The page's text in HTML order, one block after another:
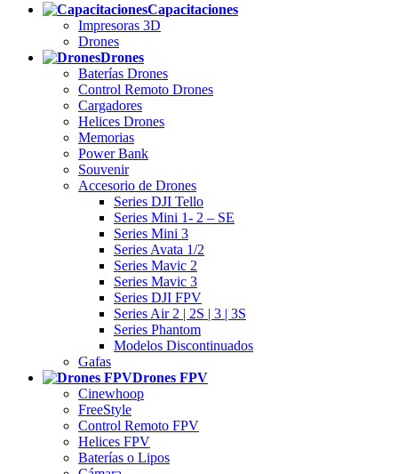
Capacitaciones
Impresoras 3D
Drones
Drones
Baterías Drones
Control Remoto Drones
Cargadores
Helices Drones
Memorias
Power Bank
Souvenir
Accesorio de Drones
Series DJI Tello
Series Mini 1- 2 – SE
Series Mini 3
Series Avata 1/2
Series Mavic 2
Series Mavic 3
Series DJI FPV
Series Air 2 | 2S | 3 | 3S
Series Phantom
Modelos Discontinuados
Gafas
Drones FPV
Cinewhoop
FreeStyle
Control Remoto FPV
Helices FPV
Baterías o Lipos